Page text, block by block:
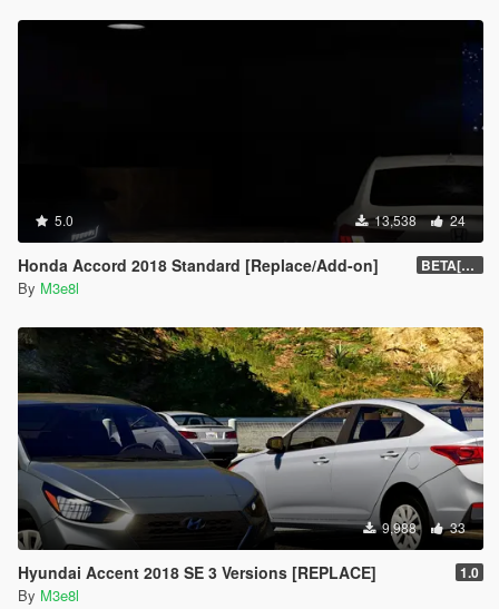
5.0 13,538 24
Honda Accord 2018 Standard [Replace/Add-on] BETA[0.02]
By M3e8l
9,988 33
Hyundai Accent 2018 SE 3 Versions [REPLACE] 1.0
By M3e8l